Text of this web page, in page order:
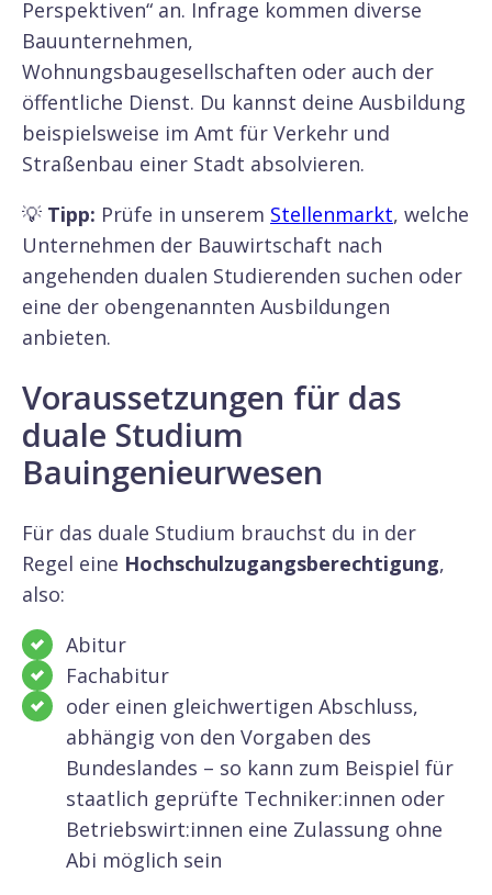
Perspektiven“ an. Infrage kommen diverse
Bauunternehmen,
Wohnungsbaugesellschaften oder auch der
öffentliche Dienst. Du kannst deine Ausbildung
beispielsweise im Amt für Verkehr und
Straßenbau einer Stadt absolvieren.
💡 Tipp: Prüfe in unserem Stellenmarkt, welche
Unternehmen der Bauwirtschaft nach
angehenden dualen Studierenden suchen oder
eine der obengenannten Ausbildungen
anbieten.
Voraussetzungen für das
duale Studium
Bauingenieurwesen
Für das duale Studium brauchst du in der
Regel eine Hochschulzugangsberechtigung,
also:
Abitur
Fachabitur
oder einen gleichwertigen Abschluss,
abhängig von den Vorgaben des
Bundeslandes – so kann zum Beispiel für
staatlich geprüfte Techniker:innen oder
Betriebswirt:innen eine Zulassung ohne
Abi möglich sein